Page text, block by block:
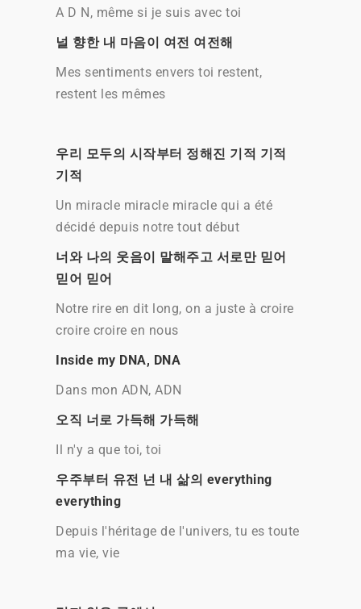
A D N, même si je suis avec toi
널 향한 내 마음이 여전 여전해
Mes sentiments envers toi restent,
restent les mêmes
우리 모두의 시작부터 정해진 기적 기적
기적
Un miracle miracle miracle qui a été
décidé depuis notre tout début
너와 나의 웃음이 말해주고 서로만 믿어
믿어 믿어
Notre rire en dit long, on a juste à croire
croire croire en nous
Inside my DNA, DNA
Dans mon ADN, ADN
오직 너로 가득해 가득해
Il n'y a que toi, toi
우주부터 유전 넌 내 삶의 everything
everything
Depuis l'héritage de l'univers, tu es toute
ma vie, vie